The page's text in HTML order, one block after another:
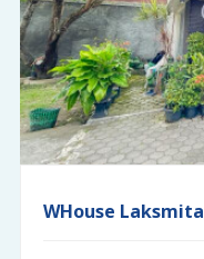
WHouse Laksmita